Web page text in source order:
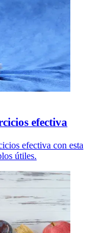
efectiva
efectiva con esta
útiles.